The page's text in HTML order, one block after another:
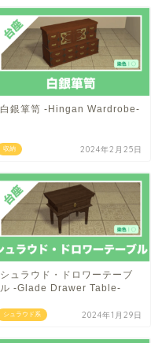
収納
白銀箪笥 -Hingan Wardrobe-
2024年2月25日
シュラウド系
シュラウド・ドロワーテーブ
ル -Glade Drawer Table-
2024年1月29日